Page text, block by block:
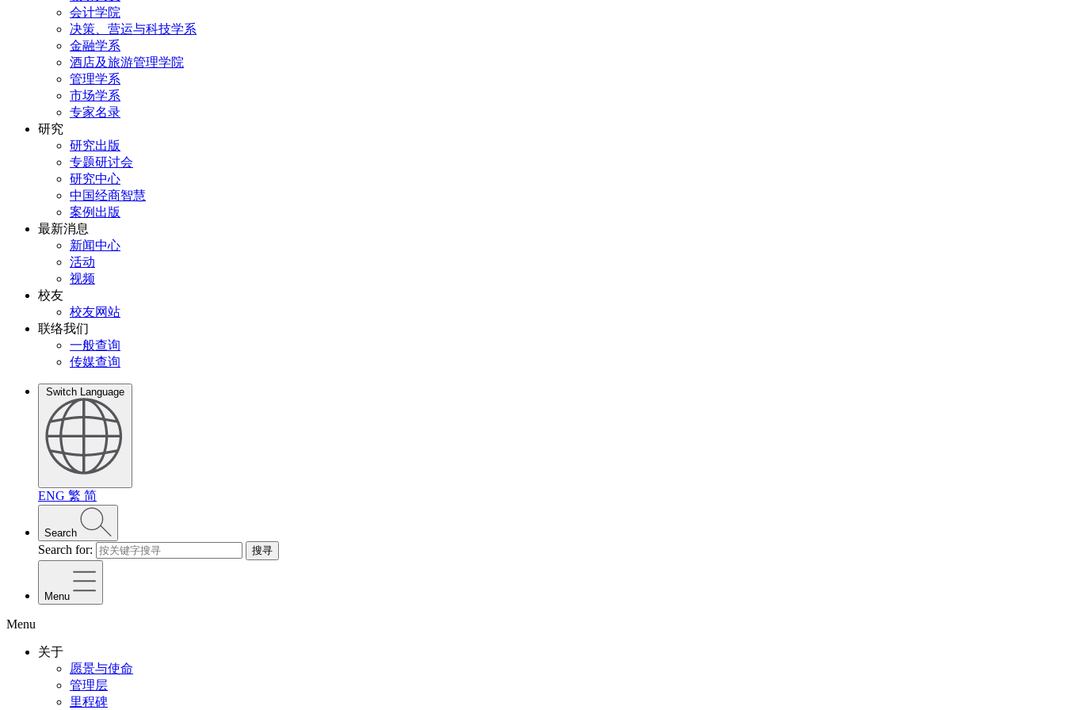
会计学院
决策、营运与科技学系
金融学系
酒店及旅游管理学院
管理学系
市场学系
专家名录
研究
研究出版
专题研讨会
研究中心
中国经商智慧
案例出版
最新消息
新闻中心
活动
视频
校友
校友网站
联络我们
一般查询
传媒查询
Switch Language
ENG 繁 简
Search
Search for: 搜寻
Menu
Menu
关于
愿景与使命
管理层
里程碑